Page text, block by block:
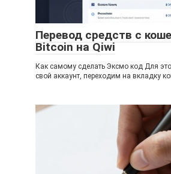
Перевод средств с
Bitcoin на Qiwi
Как самому сделать Эксмо код Для
свой аккаунт, переходим на вкладку